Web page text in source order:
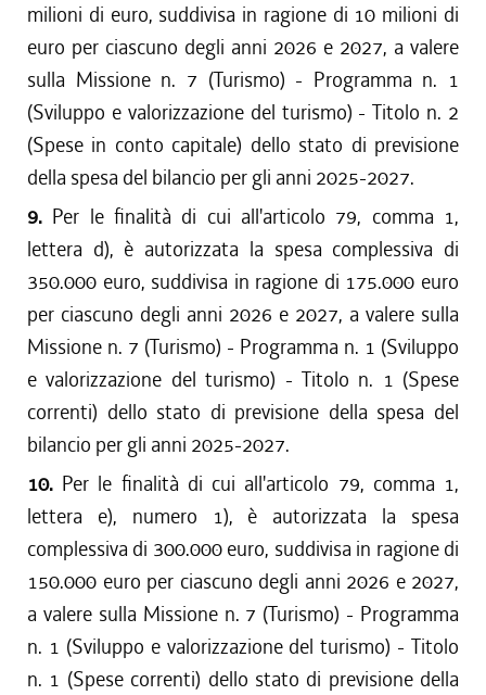
milioni di euro, suddivisa in ragione di 10 milioni di
euro per ciascuno degli anni 2026 e 2027, a valere
sulla Missione n. 7 (Turismo) - Programma n. 1
(Sviluppo e valorizzazione del turismo) - Titolo n. 2
(Spese in conto capitale) dello stato di previsione
della spesa del bilancio per gli anni 2025-2027.
9. Per le finalità di cui all'articolo 79, comma 1,
lettera d), è autorizzata la spesa complessiva di
350.000 euro, suddivisa in ragione di 175.000 euro
per ciascuno degli anni 2026 e 2027, a valere sulla
Missione n. 7 (Turismo) - Programma n. 1 (Sviluppo
e valorizzazione del turismo) - Titolo n. 1 (Spese
correnti) dello stato di previsione della spesa del
bilancio per gli anni 2025-2027.
10. Per le finalità di cui all'articolo 79, comma 1,
lettera e), numero 1), è autorizzata la spesa
complessiva di 300.000 euro, suddivisa in ragione di
150.000 euro per ciascuno degli anni 2026 e 2027,
a valere sulla Missione n. 7 (Turismo) - Programma
n. 1 (Sviluppo e valorizzazione del turismo) - Titolo
n. 1 (Spese correnti) dello stato di previsione della